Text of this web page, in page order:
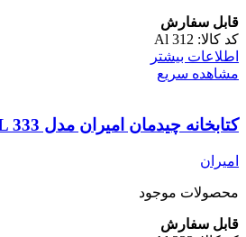
قابل سفارش
کد کالا: Al 312
اطلاعات بیشتر
مشاهده سریع
کتابخانه چیدمان امیران مدل Amiran AL 333
امیران
محصولات موجود
قابل سفارش